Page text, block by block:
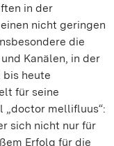
in der
nicht geringen
die
Kanälen, in der
bis heute
für seine
„doctor mellifluus“:
sich nicht nur für
Erfolg für die